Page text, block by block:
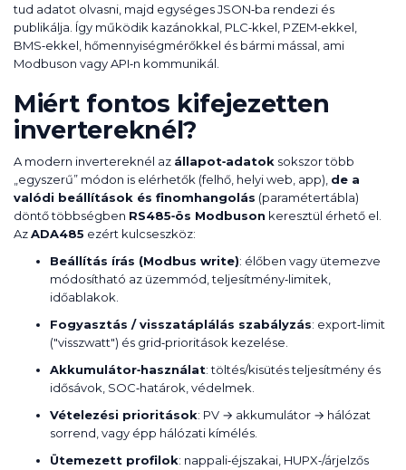
tud adatot olvasni, majd egységes JSON‑ba rendezi és
publikálja. Így működik kazánokkal, PLC‑kkel, PZEM‑ekkel,
BMS‑ekkel, hőmennyiségmérőkkel és bármi mással, ami
Modbuson vagy API‑n kommunikál.
Miért fontos kifejezetten
invertereknél?
A modern invertereknél az állapot‑adatok sokszor több
„egyszerű” módon is elérhetők (felhő, helyi web, app), de a
valódi beállítások és finomhangolás (paramétertábla)
döntő többségben RS485‑ös Modbuson keresztül érhető el.
AzADA485 ezért kulcseszköz:
Beállítás írás (Modbus write): élőben vagy ütemezve
módosítható az üzemmód, teljesítmény‑limitek,
időablakok.
Fogyasztás / visszatáplálás szabályzás: export‑limit
("visszwatt") és grid‑prioritások kezelése.
Akkumulátor‑használat: töltés/kisütés teljesítmény és
idősávok, SOC‑határok, védelmek.
Vételezési prioritások: PV → akkumulátor → hálózat
sorrend, vagy épp hálózati kímélés.
Ütemezett profilok: nappali‑éjszakai, HUPX‑/árjelzős